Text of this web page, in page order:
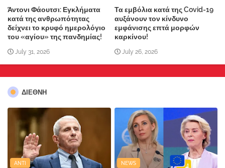
Άντονι Φάουτσι: Εγκλήματα
κατά της ανθρωπότητας
δείχνει το κρυφό ημερολόγιο
του «αγίου» της πανδημίας!
July 31, 2026
Τα εμβόλια κατά της Covid-19
αυξάνουν τον κίνδυνο
εμφάνισης επτά μορφών
καρκίνου!
July 26, 2026
ΔΙΕΘΝΗ
ANTI NEWS